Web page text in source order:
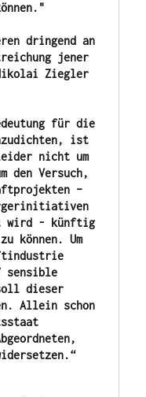
dringend an
jener
Ziegler
für die
ist
nicht um
den Versuch,
–
wird - künftig
können. Um
sensible
dieser
Allein schon